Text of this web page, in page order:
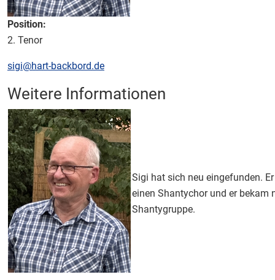
Position:
2. Tenor
E-Mail:
sigi@hart-backbord.de
Weitere Informationen
Weitere Informationen
Sigi hat sich neu eingefunden.
einen Shantychor und er bekam
Shantygruppe.